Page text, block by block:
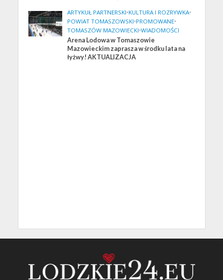
ARTYKUŁ PARTNERSKI•KULTURA I ROZRYWKA•
POWIAT TOMASZOWSKI•PROMOWANE•
TOMASZÓW MAZOWIECKI•WIADOMOŚCI
Arena Lodowa w Tomaszowie
Mazowieckim zaprasza w środku lata na
łyżwy! AKTUALIZACJA